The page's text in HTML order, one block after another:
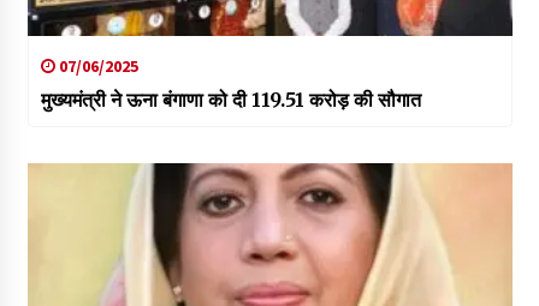
07/06/2025
मुख्यमंत्री ने ऊना बंगाणा को दी 119.51 करोड़ की सौगात